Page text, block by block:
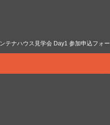
テナハウス見学会 Day1 参加申込フォ